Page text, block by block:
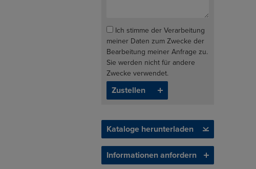
Ich stimme der Verarbeitung
meiner Daten zum Zwecke der
Bearbeitung meiner Anfrage zu.
Sie werden nicht für andere
Zwecke verwendet.
Kataloge herunterladen
Informationen anfordern